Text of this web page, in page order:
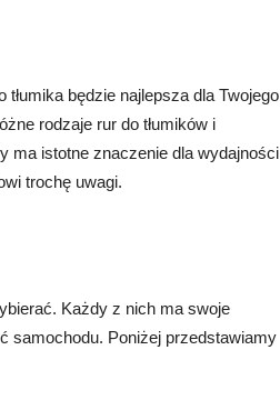
będzie najlepsza dla Twojego
rodzaje rur do tłumików i
ma istotne znaczenie dla wydajności
trochę uwagi.
Każdy z nich ma swoje
samochodu. Poniżej przedstawiamy